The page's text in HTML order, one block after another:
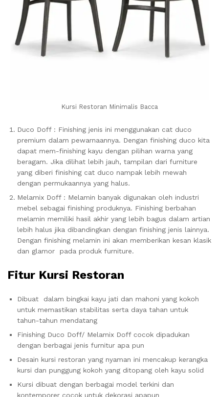
Kursi Restoran Minimalis Bacca
Duco Doff : Finishing jenis ini menggunakan cat duco
premium dalam pewarnaannya. Dengan finishing duco kita
dapat mem-finishing kayu dengan pilihan warna yang
beragam. Jika dilihat lebih jauh, tampilan dari furniture
yang diberi finishing cat duco nampak lebih mewah
dengan permukaannya yang halus.
Melamix Doff : Melamin banyak digunakan oleh industri
mebel sebagai finishing produknya. Finishing berbahan
melamin memiliki hasil akhir yang lebih bagus dalam artian
lebih halus jika dibandingkan dengan finishing jenis lainnya.
Dengan finishing melamin ini akan memberikan kesan klasik
dan glamor pada produk furniture.
Fitur Kursi Restoran
Dibuat dalam bingkai kayu jati dan mahoni yang kokoh
untuk memastikan stabilitas serta daya tahan untuk
tahun-tahun mendatang
Finishing Duco Doff/ Melamix Doff cocok dipadukan
dengan berbagai jenis furnitur apa pun
Desain kursi restoran yang nyaman ini mencakup kerangka
kursi dan punggung kokoh yang ditopang oleh kayu solid
Kursi dibuat dengan berbagai model terkini dan
kontemporer cocok untuk dekorasi apapun